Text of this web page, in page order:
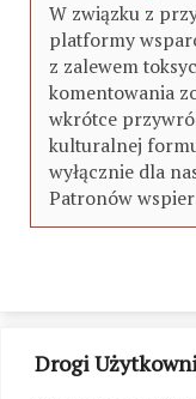
Drogi
W związku z
platformy
z zalewem
komentowania
wkrótce
kulturalnej
wyłącznie dla
Patronów